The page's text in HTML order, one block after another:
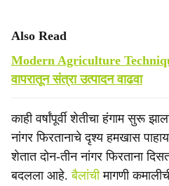
Also Read
Modern Agriculture
वापरातून संत्रा उत्पादन वाढवा
काही वर्षांपूर्वी शेतीचा हंगाम सुरू
नांगर फिरतानाचे दृश्य हमखास
शेतात दोन-तीन नांगर फिरताना
बदलला आहे.बैलांचीमागणी